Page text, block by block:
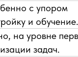
с упором
и обучение.
на уровне
задач.